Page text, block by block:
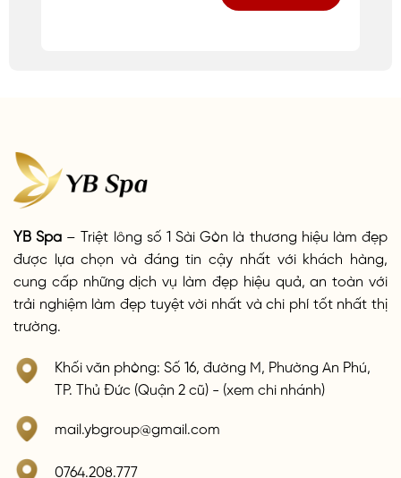
YB Spa – Triệt lông số 1 Sài Gòn là thương hiệu làm đẹp
được lựa chọn và đáng tin cậy nhất với khách hàng,
cung cấp những dịch vụ làm đẹp hiệu quả, an toàn với
trải nghiệm làm đẹp tuyệt vời nhất và chi phí tốt nhất thị
trường.
Khối văn phòng: Số 16, đường M, Phường An Phú,
TP. Thủ Đức (Quận 2 cũ) - (xem chi nhánh)
mail.ybgroup@gmail.com
0764.208.777